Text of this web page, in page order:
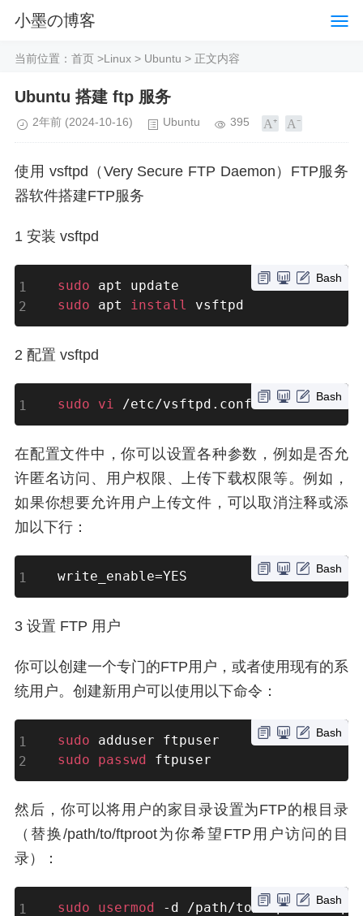
小墨の博客
当前位置： 首页 >Linux > Ubuntu > 正文内容
Ubuntu 搭建 ftp 服务
2年前 (2024-10-16) Ubuntu 395
使用 vsftpd（Very Secure FTP Daemon）FTP服务
器软件搭建FTP服务
1 安装 vsftpd
Bash
sudo
sudo apt install vsftpd
2 配置 vsftpd
Bash
sudo vi /etc/vsftpd.conf
在配置文件中，你可以设置各种参数，例如是否允
许匿名访问、用户权限、上传下载权限等。例如，
如果你想要允许用户上传文件，可以取消注释或添
加以下行：
Bash
write_enable=YES
3 设置 FTP 用户
你可以创建一个专门的FTP用户，或者使用现有的系
统用户。创建新用户可以使用以下命令：
Bash
sudo
sudo
passwd ftpuser
然后，你可以将用户的家目录设置为FTP的根目录
（替换/path/to/ftproot为你希望FTP用户访问的目
录）：
Bash
sudo usermod -d /path/to/ftproot